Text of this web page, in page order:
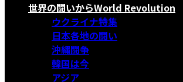
世界の闘いからWorld Revolution
ウクライナ特集
日本各地の闘い
沖縄闘争
韓国は今
アジア